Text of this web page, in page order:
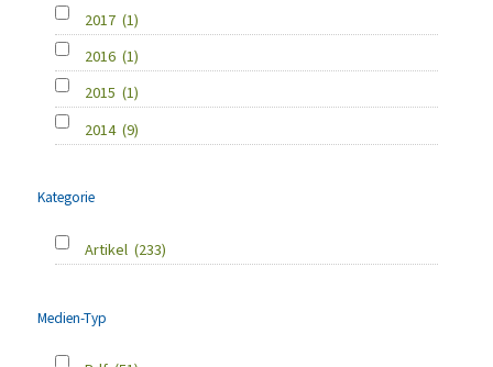
2017 (1)
2016 (1)
2015 (1)
2014 (9)
Kategorie
Artikel (233)
Medien-Typ